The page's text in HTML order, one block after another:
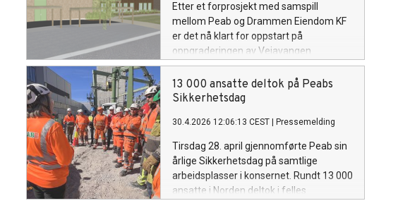
Etter et forprosjekt med samspill
mellom Peab og Drammen Eiendom KF
er det nå klart for oppstart på
oppgraderingen av Veiavangen
ungdomsskole i Mjøndalen. Peab er
valgt som totalentreprenør.
13 000 ansatte deltok på Peabs
Sikkerhetsdag
30.4.2026 12:06:13 CEST Pressemelding
Tirsdag 28. april gjennomførte Peab sin
årlige Sikkerhetsdag på samtlige
arbeidsplasser i konsernet. Rundt 13 000
ansatte i Norden deltok i felles